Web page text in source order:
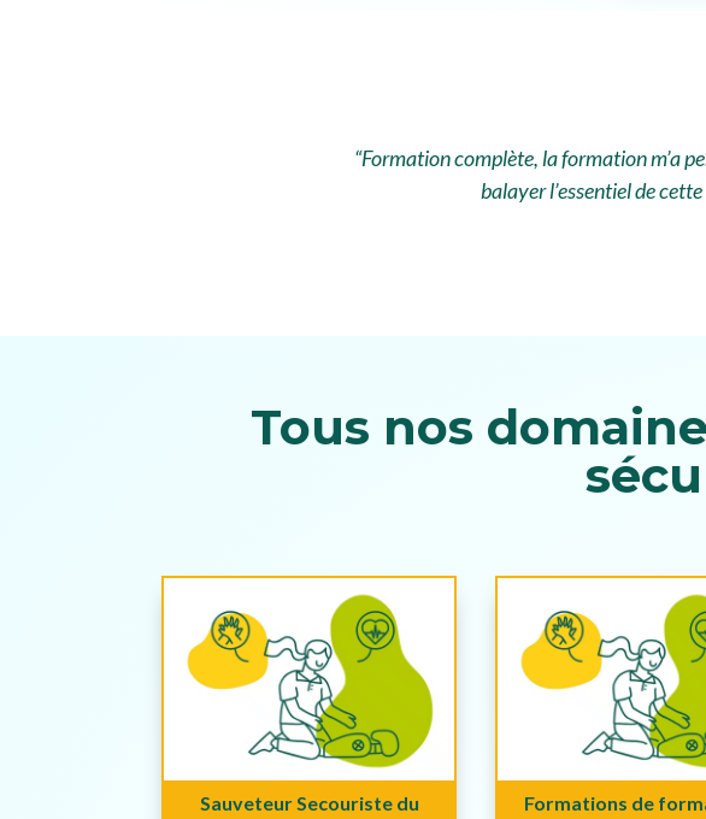
“Formation complète, la formation m’a
balayer l’essentiel de
Tous nos
Sauveteur Secouriste du
Formations de